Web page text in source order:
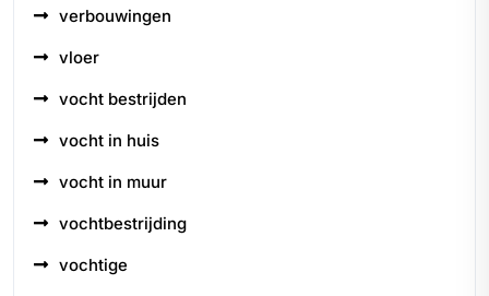
verbouwingen
vloer
vocht bestrijden
vocht in huis
vocht in muur
vochtbestrijding
vochtige